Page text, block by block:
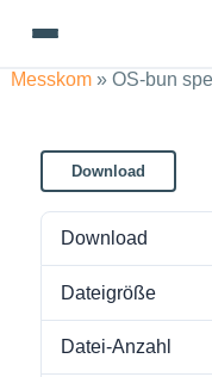
Messkom » OS-bun
Download
Download
Dateigröße
Datei-Anzahl